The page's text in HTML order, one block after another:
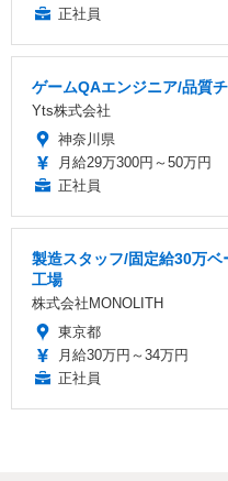
正社員
ゲームQAエンジニア/品質
Yts株式会社
神奈川県
月給29万300円～50万円
正社員
製造スタッフ/固定給30万
工場
株式会社MONOLITH
東京都
月給30万円～34万円
正社員